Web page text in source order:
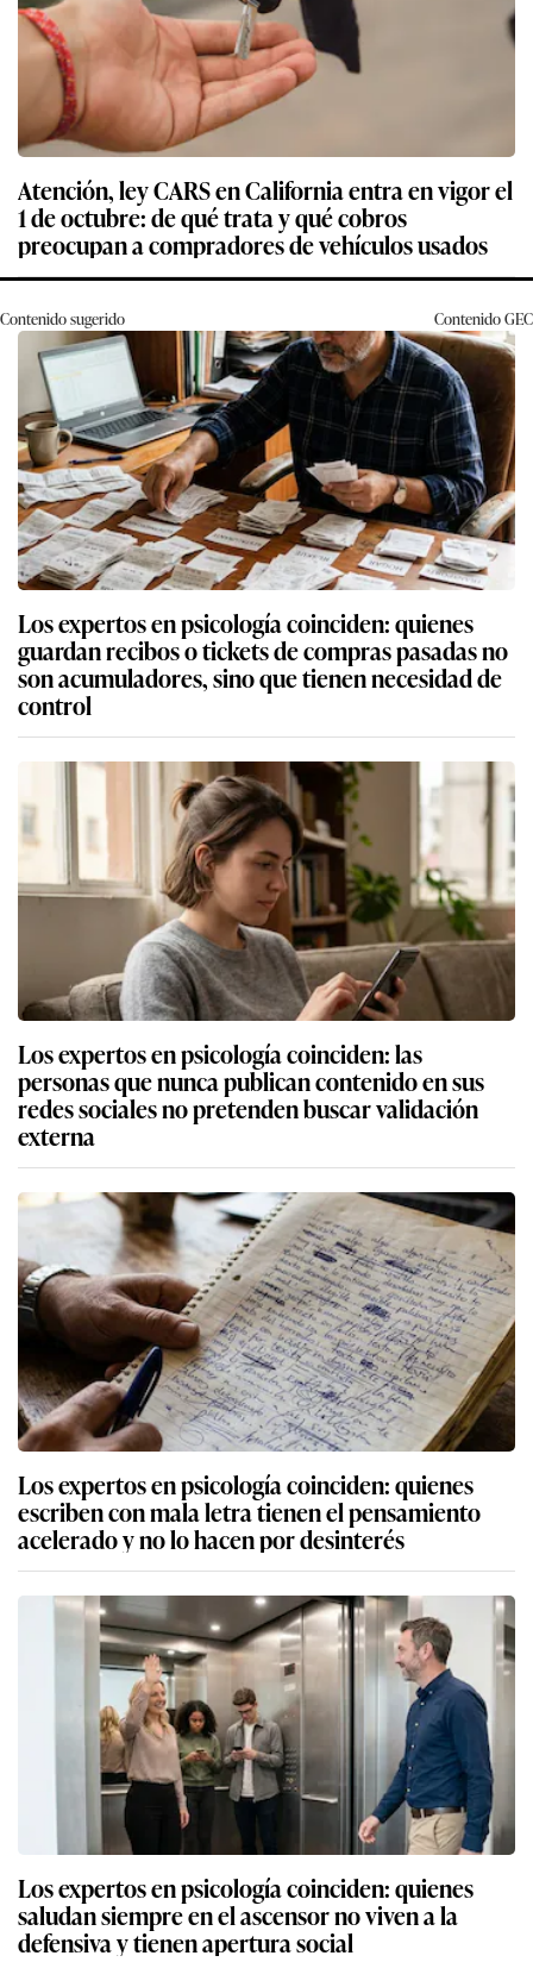
Atención, ley CARS en California entra en vigor el
1 de octubre: de qué trata y qué cobros
preocupan a compradores de vehículos usados
Contenido sugerido ContenidoGEC
Los expertos en psicología coinciden: quienes
guardan recibos o tickets de compras pasadas no
son acumuladores, sino que tienen necesidad de
control
Los expertos en psicología coinciden: las
personas que nunca publican contenido en sus
redes sociales no pretenden buscar validación
externa
Los expertos en psicología coinciden: quienes
escriben con mala letra tienen el pensamiento
acelerado y no lo hacen por desinterés
Los expertos en psicología coinciden: quienes
saludan siempre en el ascensor no viven a la
defensiva y tienen apertura social